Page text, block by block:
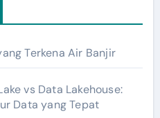
Terkena Air Banjir
vs Data Lakehouse:
Data yang Tepat